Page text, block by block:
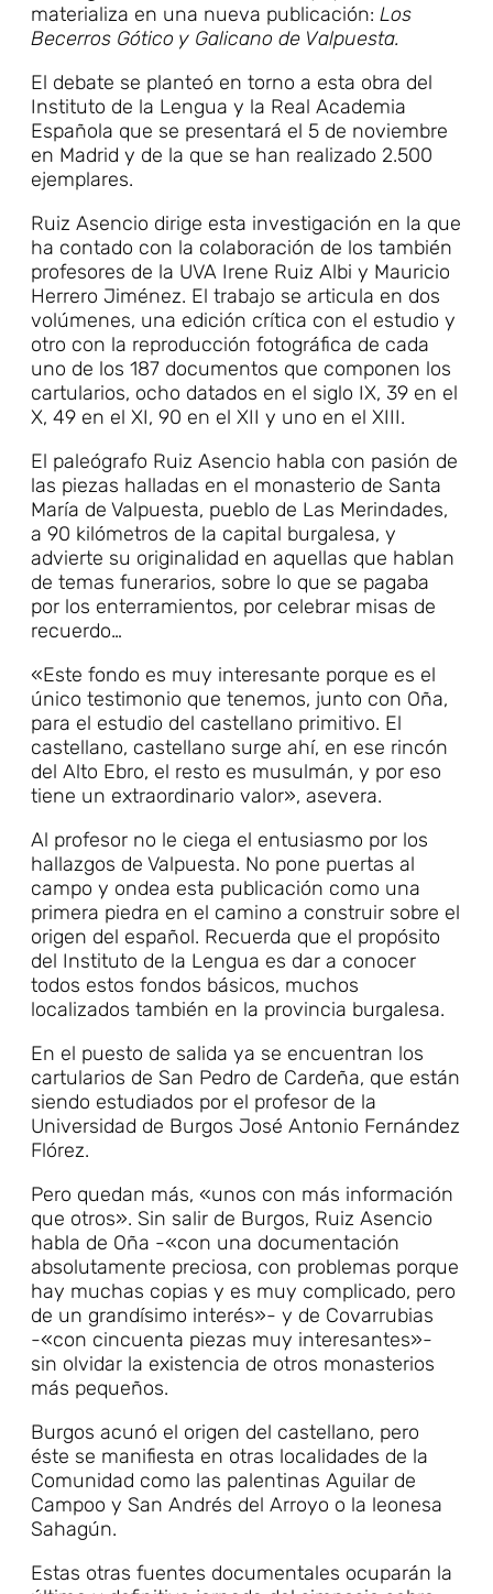
materializa en una nueva publicación: Los
Becerros Gótico y Galicano de Valpuesta.
El debate se planteó en torno a esta obra del
Instituto de la Lengua y la Real Academia
Española que se presentará el 5 de noviembre
en Madrid y de la que se han realizado 2.500
ejemplares.
Ruiz Asencio dirige esta investigación en la que
ha contado con la colaboración de los también
profesores de la UVA Irene Ruiz Albi y Mauricio
Herrero Jiménez. El trabajo se articula en dos
volúmenes, una edición crítica con el estudio y
otro con la reproducción fotográfica de cada
uno de los 187 documentos que componen los
cartularios, ocho datados en el siglo IX, 39 en el
X, 49 en el XI, 90 en el XII y uno en el XIII.
El paleógrafo Ruiz Asencio habla con pasión de
las piezas halladas en el monasterio de Santa
María de Valpuesta, pueblo de Las Merindades,
a 90 kilómetros de la capital burgalesa, y
advierte su originalidad en aquellas que hablan
de temas funerarios, sobre lo que se pagaba
por los enterramientos, por celebrar misas de
recuerdo…
«Este fondo es muy interesante porque es el
único testimonio que tenemos, junto con Oña,
para el estudio del castellano primitivo. El
castellano, castellano surge ahí, en ese rincón
del Alto Ebro, el resto es musulmán, y por eso
tiene un extraordinario valor», asevera.
Al profesor no le ciega el entusiasmo por los
hallazgos de Valpuesta. No pone puertas al
campo y ondea esta publicación como una
primera piedra en el camino a construir sobre el
origen del español. Recuerda que el propósito
del Instituto de la Lengua es dar a conocer
todos estos fondos básicos, muchos
localizados también en la provincia burgalesa.
En el puesto de salida ya se encuentran los
cartularios de San Pedro de Cardeña, que están
siendo estudiados por el profesor de la
Universidad de Burgos José Antonio Fernández
Flórez.
Pero quedan más, «unos con más información
que otros». Sin salir de Burgos, Ruiz Asencio
habla de Oña -«con una documentación
absolutamente preciosa, con problemas porque
hay muchas copias y es muy complicado, pero
de un grandísimo interés»- y de Covarrubias
-«con cincuenta piezas muy interesantes»-
sin olvidar la existencia de otros monasterios
más pequeños.
Burgos acunó el origen del castellano, pero
éste se manifiesta en otras localidades de la
Comunidad como las palentinas Aguilar de
Campoo y San Andrés del Arroyo o la leonesa
Sahagún.
Estas otras fuentes documentales ocuparán la